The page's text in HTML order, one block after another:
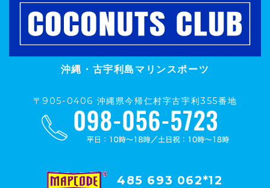
沖縄・古宇利島マリンスポーツ
〒905-0406 沖縄県今帰仁村字古宇利355番地
485 693 062*12